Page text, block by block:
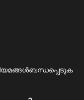
ബന്ധപ്പെടുക